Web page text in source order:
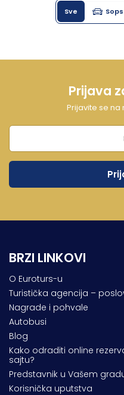
Sve
Prijava
Prijavite se na
BRZI LINKOVI
O Euroturs-u
Turistička agencija –
Nagrade i pohvale
Autobusi
Blog
Kako odraditi online
sajtu?
Predstavnik u Vašem
Korisnička uputstva